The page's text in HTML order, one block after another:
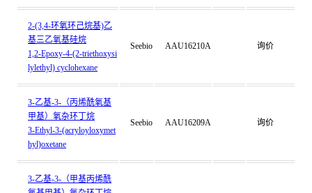
2-(3,4-环氧环己烷基)乙
基三乙氧基硅烷
1,2-Epoxy-4-(2-triethoxysi
lylethyl) cyclohexane
Seebio AAU16210A 询价
3-乙基-3-（丙烯酰氧基
甲基）氧杂环丁烷
3-Ethyl-3-(acryloyloxymet
hyl)oxetane
Seebio AAU16209A 询价
3-乙基-3-（甲基丙烯酰